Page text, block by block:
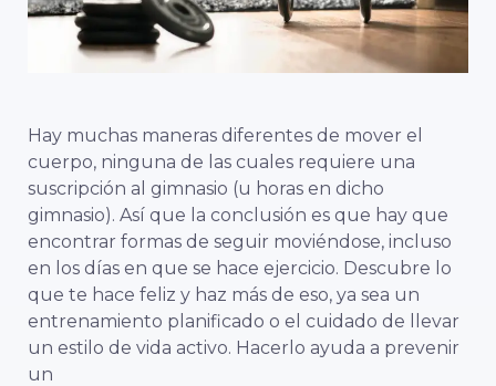
Hay muchas maneras diferentes de mover el
cuerpo, ninguna de las cuales requiere una
suscripción al gimnasio (u horas en dicho
gimnasio). Así que la conclusión es que hay que
encontrar formas de seguir moviéndose, incluso
en los días en que se hace ejercicio. Descubre lo
que te hace feliz y haz más de eso, ya sea un
entrenamiento planificado o el cuidado de llevar
un estilo de vida activo. Hacerlo ayuda a prevenir
un